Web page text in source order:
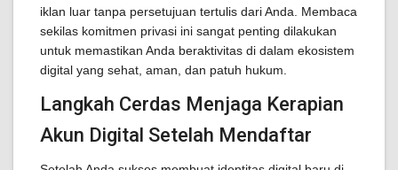
iklan luar tanpa persetujuan tertulis dari Anda. Membaca
sekilas komitmen privasi ini sangat penting dilakukan
untuk memastikan Anda beraktivitas di dalam ekosistem
digital yang sehat, aman, dan patuh hukum.
Langkah Cerdas Menjaga Kerapian
Akun Digital Setelah Mendaftar